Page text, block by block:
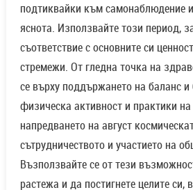
подтиквайки към самонаблюдение
яснота. Използвайте този период,
съответствие с основните си
стремежи. От гледна точка на
се върху поддържането на баланс и
физическа активност и практики
напредването на август
сътрудничеството и участието на
Възползвайте се от тези
растежа и да постигнете целите си,